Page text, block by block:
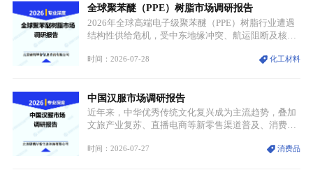
贯穿传统工业、高端制造、军工、新能源等多个核心
产业，成为现代工业体系中不可或缺的基础材料。
全球聚苯醚（PPE）树脂市场调研报告
2026年全球高端电子级聚苯醚（PPE）树脂行业遭遇
结构性供给危机，受中东地缘冲突、航运阻断及核心
停产，行业长期维持寡头垄断的供应链格局彻底瓦
价无市”的供给真空，并沿高频覆铜板、PCB电路板向
AI服务器、5G基站等高端电子终端持续传导，全产业
链生产、成本、交付均承受巨大压力。
时间：2026-07-28 化工材料
中国汉服市场调研报告
近年来，中华优秀传统文化复兴成为主流趋势，叠加
文旅产业复苏、直播电商等新零售渠道普及、消费群
服不再局限于传统节日、古风活动等小众场景，逐步
时间：2026-07-27 消费品